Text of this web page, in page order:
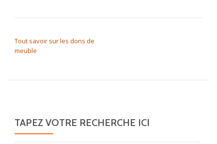
Tout savoir sur les dons de
meuble
TAPEZ VOTRE RECHERCHE ICI